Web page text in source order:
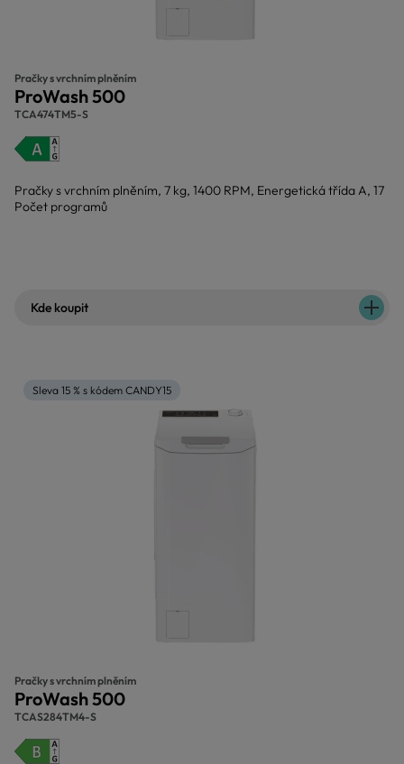
Pračky s vrchním plněním
ProWash 500
TCA474TM5-S
Pračky s vrchním plněním, 7 kg, 1400 RPM, Energetická třída A, 17
Počet programů
Kde koupit
Sleva 15 % s kódem CANDY15
Pračky s vrchním plněním
ProWash 500
TCAS284TM4-S